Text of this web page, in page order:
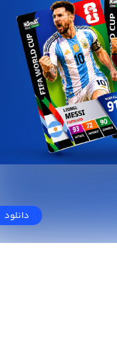
دانلود